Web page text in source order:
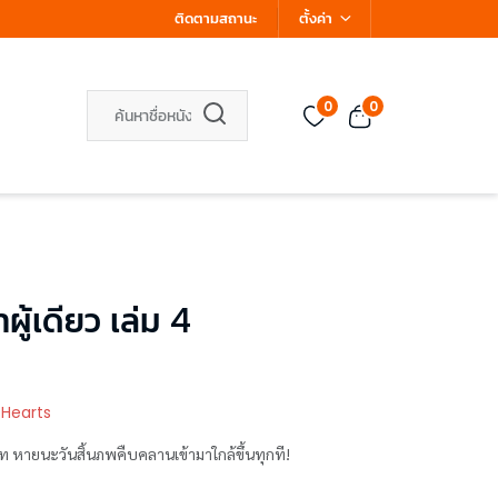
ติดตามสถานะ ตั้งค่า
0 0
เดียว เล่ม 4
Hearts
หายนะวันสิ้นภพคืบคลานเข้ามาใกล้ขึ้นทุกที!